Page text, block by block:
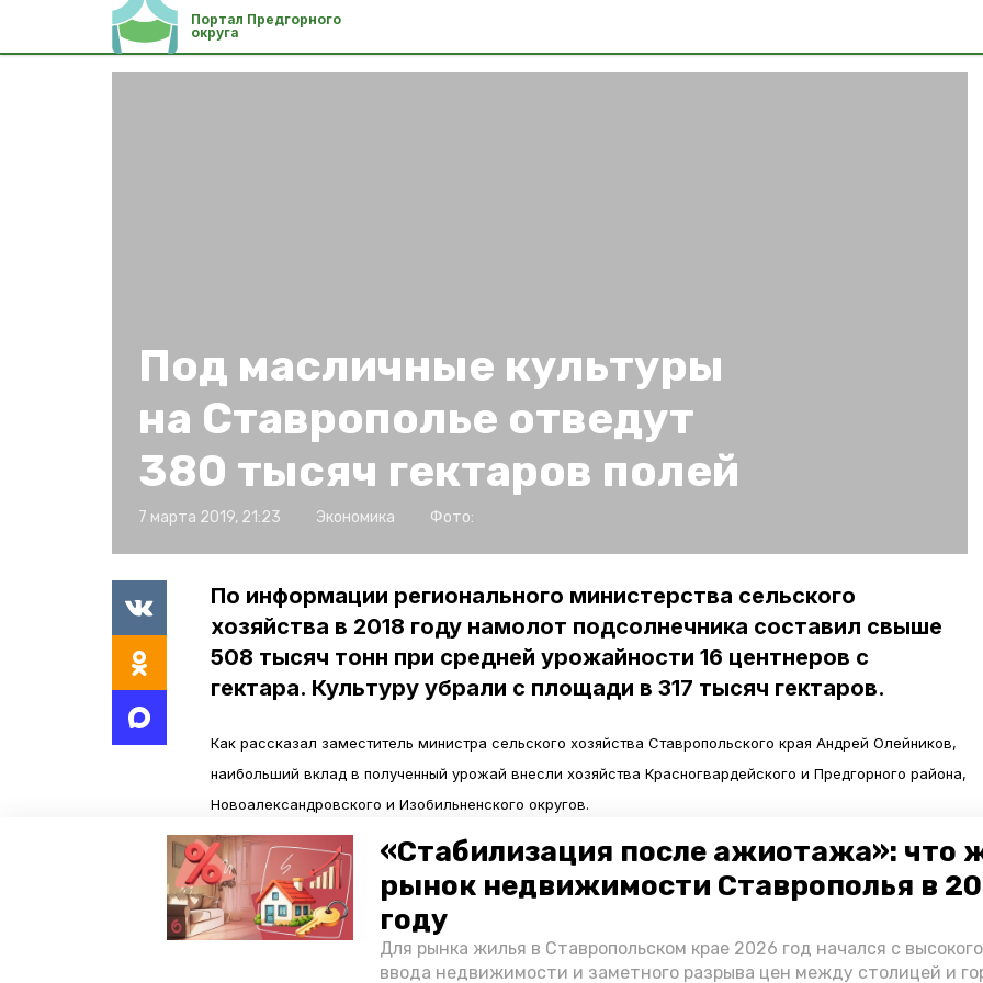
«Стабилизация после ажиотажа»: что
рынок недвижимости Ставрополья в
году
Для рынка жилья в Ставропольском крае 2026 год начался с
ввода недвижимости и заметного разрыва цен между столицей и
Портал Предгорного
округа
Под масличные культуры
на Ставрополье отведут
380 тысяч гектаров полей
7 марта 2019, 21:23 Экономика Фото:
По информации регионального министерства сельского
хозяйства в 2018 году намолот подсолнечника составил свыше
508 тысяч тонн при средней урожайности 16 центнеров с
гектара. Культуру убрали с площади в 317 тысяч гектаров.
Как рассказал заместитель министра сельского хозяйства Ставропольского края Андрей Олейников,
наибольший вклад в полученный урожай внесли хозяйства Красногвардейского и Предгорного района,
Новоалександровского и Изобильненского округов.
В минувшем году посевная площадь озимого рапса составила 56 тысяч гектаров. Собрали 84 тысячи
тонн со средней урожайностью 15 центнеров с гектара. Кроме этого, в 2018 года аграрии края собрали
четыре тысячи тонны маслосемян сои при урожайности 4,9 центнера с гектара. В этом году
масличными культурами планируют засеять площадь в 380 тысяч гектаров.